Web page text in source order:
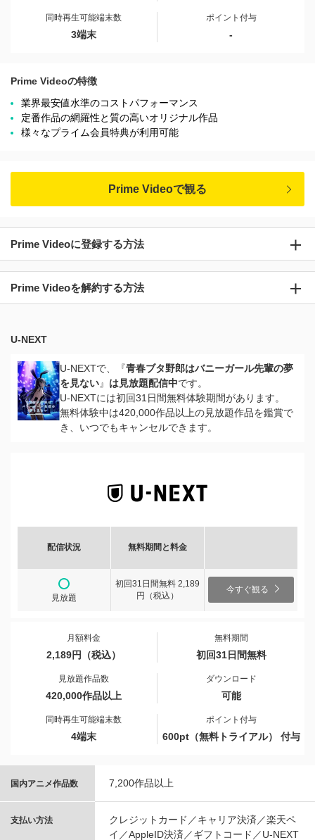
同時再生可能端末数
3端末
ポイント付与
-
Prime Videoの特徴
業界最安値水準のコストパフォーマンス
定番作品の網羅性と質の高いオリジナル作品
様々なプライム会員特典が利用可能
Prime Videoで観る
Prime Videoに登録する方法
Prime Videoを解約する方法
U-NEXT
U-NEXTで、『青春ブタ野郎はバニーガール先輩の夢
を見ない』 は見放題配信中です。
U-NEXTには初回31日間無料体験期間があります。
無料体験中は420,000作品以上の見放題作品を鑑賞で
き、いつでもキャンセルできます。
配信状況 無料期間と料金
見放題
初回31日間無料 2,189
円（税込）
今すぐ観る
月額料金
2,189円（税込）
無料期間
初回31日間無料
見放題作品数
420,000作品以上
ダウンロード
可能
同時再生可能端末数
4端末
ポイント付与
600pt（無料トライアル） 付与
国内アニメ作品数 7,200作品以上
支払い方法
クレジットカード／キャリア決済／楽天ペ
イ／AppleID決済／ギフトコード／U-NEXT